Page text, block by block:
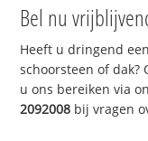
Bel nu
Heeft u dringend
schoorsteen of dak?
u ons bereiken via
2092008 bij vragen